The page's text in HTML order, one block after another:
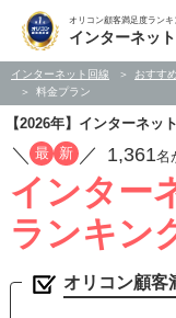
オリコン顧客満足度ランキ
インターネッ
インターネット回線
おすす
料金プラン
【2026年】インターネ
／ 最 新 ／ 1,361名
インター
ランキン
オリコン顧客